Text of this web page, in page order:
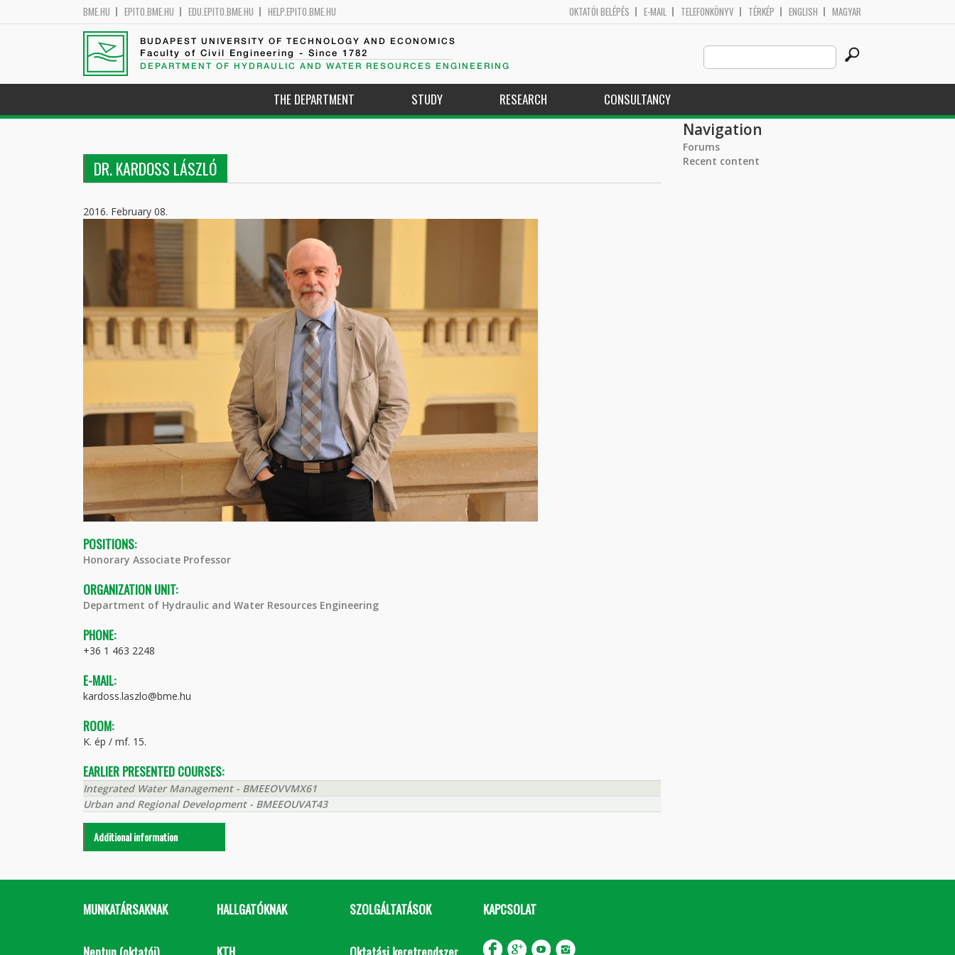
BME.HU EPITO.BME.HU EDU.EPITO.BME.HU HELP.EPITO.BME.HU OKTATÓI BELÉPÉS E-MAIL TELEFONKÖNYV TÉRKÉP ENGLISH MAGYAR
BUDAPEST UNIVERSITY OF TECHNOLOGY AND ECONOMICS
Faculty of Civil Engineering - Since 1782
DEPARTMENT OF HYDRAULIC AND WATER RESOURCES ENGINEERING
Search
this
site
THE DEPARTMENT STUDY RESEARCH CONSULTANCY
DR. KARDOSS LÁSZLÓ
2016. February 08.
POSITIONS:
Honorary Associate Professor
ORGANIZATION UNIT:
Department of Hydraulic and Water Resources Engineering
PHONE:
+36 1 463 2248
E-MAIL:
kardoss.laszlo@bme.hu
ROOM:
K. ép / mf. 15.
EARLIER PRESENTED COURSES:
Integrated Water Management - BMEEOVVMX61
Urban and Regional Development - BMEEOUVAT43
Additional information
Navigation
Forums
Recent content
MUNKATÁRSAKNAK HALLGATÓKNAK SZOLGÁLTATÁSOK KAPCSOLAT